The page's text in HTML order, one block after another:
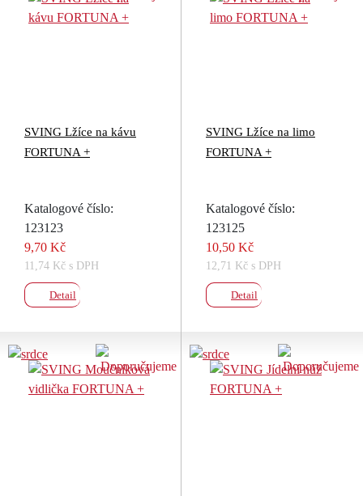
SVING Lžíce na kávu
FORTUNA +
Katalogové číslo:
123123
9,70 Kč
11,74 Kč s DPH
Detail
SVING Lžíce na limo
FORTUNA +
Katalogové číslo:
123125
10,50 Kč
12,71 Kč s DPH
Detail